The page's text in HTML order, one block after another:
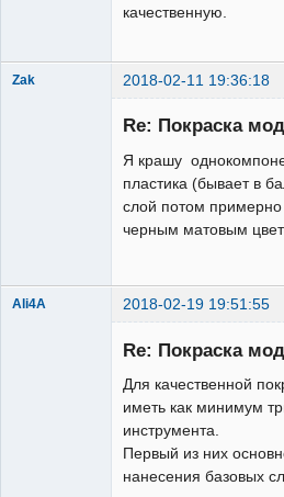
качественную.
Zak 2018-02-11 19:36:18
Re: Покраска
Я крашу
пластика (бывает в
слой потом
черным матовым
Ali4A 2018-02-19 19:51:55
Re: Покраска
Для качественной
иметь как минимум
инструмента.
Первый из них
нанесения базовых